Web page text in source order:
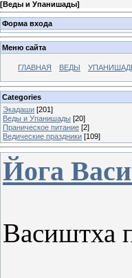
[Веды и Упанишады]
Форма входа
Меню сайта
ГЛАВНАЯ ВЕДЫ
Categories
Экадаши [201]
Веды и Упанишады [20]
Праническое питание [2]
Ведические праздники [109]
Йога
Васиштха